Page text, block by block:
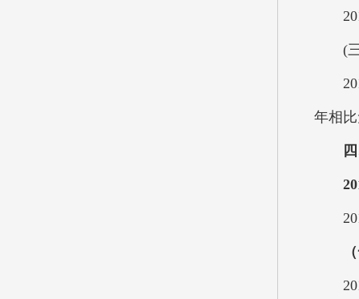
2018
(三)
2018
年相
2018
2018